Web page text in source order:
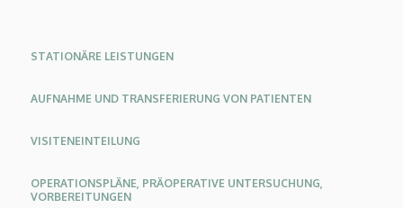
Oldalmenü
Oldalmenu
Angol
Oldalmenü
Német
STATIONÄRE LEISTUNGEN
AUFNAHME UND TRANSFERIERUNG VON PATIENTEN
VISITENEINTEILUNG
OPERATIONSPLÄNE, PRÄOPERATIVE UNTERSUCHUNG,
VORBEREITUNGEN